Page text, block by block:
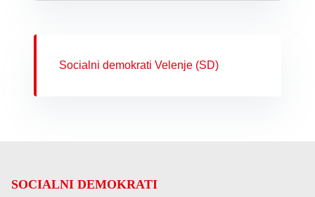
Socialni demokrati Velenje (SD)
SOCIALNI DEMOKRATI